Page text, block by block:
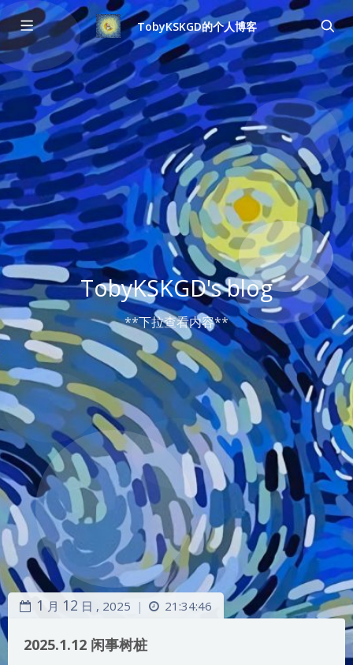
TobyKSKGD的个人博客
TobyKSKGD's blog
**下拉查看内容**
1 月 12 日 , 2025 | 21:34:46
2025.1.12 闲事树桩